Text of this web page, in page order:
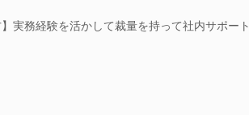
実務経験を活かして裁量を持って社内サポート